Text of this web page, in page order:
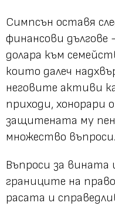
Симпсън оставя
финансови дългове
долара към
които далеч
неговите активи
приходи, хонорари
защитената му
множество въпроси.
Въпроси за вината
границите на
расата и